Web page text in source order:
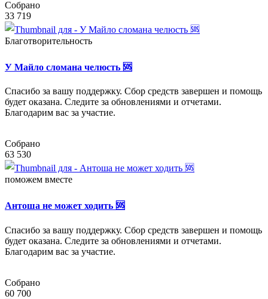
Собрано
33 719
Благотворительность
У Майло сломана челюсть 🆘
Спасибо за вашу поддержку. Сбор средств завершен и помощь
будет оказана. Следите за обновлениями и отчетами.
Благодарим вас за участие.
Собрано
63 530
поможем вместе
Антоша не может ходить 🆘
Спасибо за вашу поддержку. Сбор средств завершен и помощь
будет оказана. Следите за обновлениями и отчетами.
Благодарим вас за участие.
Собрано
60 700